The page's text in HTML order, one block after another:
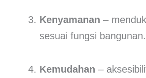
Kenyamanan –
sesuai fungsi bangunan.
Kemudahan –